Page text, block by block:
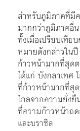
สำหรับภูมิภาคที่มี
มากกว่าภูมิภาคอื่
ทั้งเมื่อเปรียบเทีย
หมายดังกล่าวใน
ก้าวหน้ามากที่สุด
ได้แก่ บังกลาเทศ
ที่ก้าวหน้ามากที่สุ
ไกลจากความยั่ง
ที่ความก้าวหน้าถ
และบราซิล